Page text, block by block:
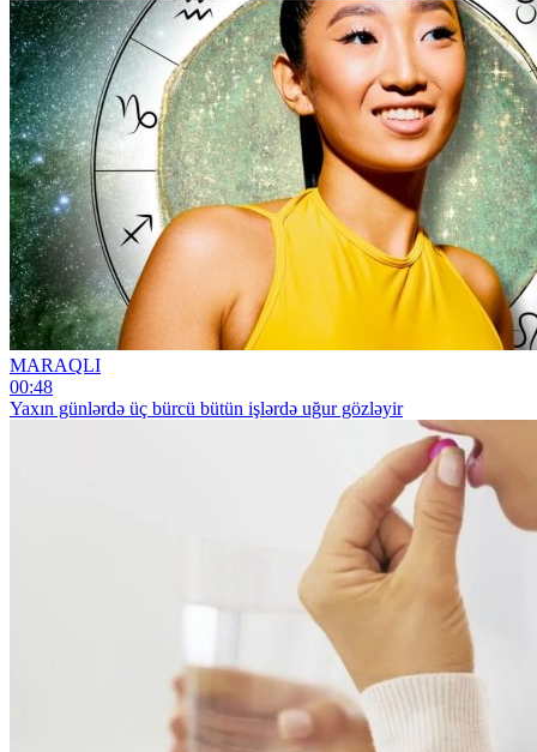
MARAQLI
00:48
Yaxın günlərdə üç bürcü bütün işlərdə uğur gözləyir